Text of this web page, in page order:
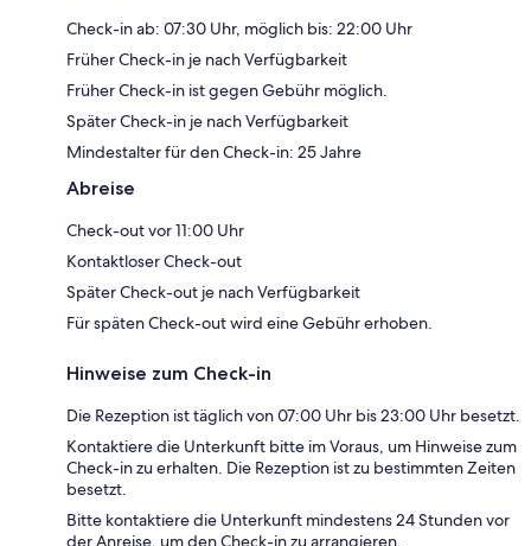
Check-in ab: 07:30 Uhr, möglich bis: 22:00 Uhr
Früher Check-in je nach Verfügbarkeit
Früher Check-in ist gegen Gebühr möglich.
Später Check-in je nach Verfügbarkeit
Mindestalter für den Check-in: 25 Jahre
Abreise
Check-out vor 11:00 Uhr
Kontaktloser Check-out
Später Check-out je nach Verfügbarkeit
Für späten Check-out wird eine Gebühr erhoben.
Hinweise zum Check-in
Die Rezeption ist täglich von 07:00 Uhr bis 23:00 Uhr besetzt.
Kontaktiere die Unterkunft bitte im Voraus, um Hinweise zum
Check-in zu erhalten. Die Rezeption ist zu bestimmten Zeiten
besetzt.
Bitte kontaktiere die Unterkunft mindestens 24 Stunden vor
der Anreise, um den Check-in zu arrangieren.